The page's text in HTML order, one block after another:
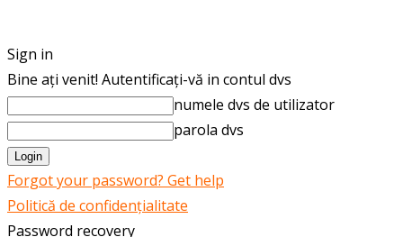
Sign in
Bine ați venit! Autentificați-vă in contul dvs
numele dvs de utilizator
parola dvs
Forgot your password? Get help
Politică de confidențialitate
Password recovery